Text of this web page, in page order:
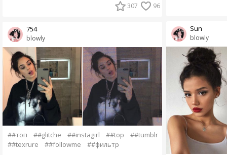
307 96
blowly
754
##топ ##glitche ##instagirl ##top
##tumblr
##texrure
##followme ##фильтр
blowly
Sun